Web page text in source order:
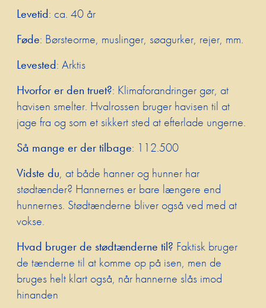
Levetid: ca. 40 år
Føde: Børsteorme, muslinger, søagurker, rejer, mm.
Levested: Arktis
Hvorfor er den truet?: Klimaforandringer gør, at
havisen smelter. Hvalrossen bruger havisen til at
jage fra og som et sikkert sted at efterlade ungerne.
Så mange er der tilbage: 112.500
Vidste du, at både hanner og hunner har
stødtænder? Hannernes er bare længere end
hunnernes. Stødtænderne bliver også ved med at
vokse.
Hvad bruger de stødtænderne til? Faktisk bruger
de tænderne til at komme op på isen, men de
bruges helt klart også, når hannerne slås imod
hinanden